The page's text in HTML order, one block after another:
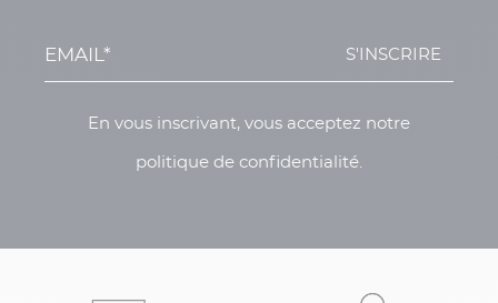
S'INSCRIRE
En vous inscrivant, vous acceptez notre
politique de confidentialité.